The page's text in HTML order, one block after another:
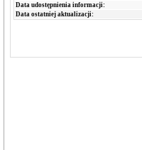
Data udostępnienia informacji:
Data ostatniej aktualizacji: